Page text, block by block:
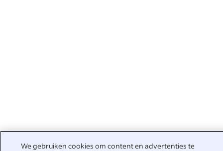
We gebruiken cookies om content en advertenties te